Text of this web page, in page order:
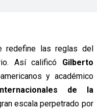
redefine las reglas del
Así calificó Gilberto
y académico
de la
escala perpetrado por